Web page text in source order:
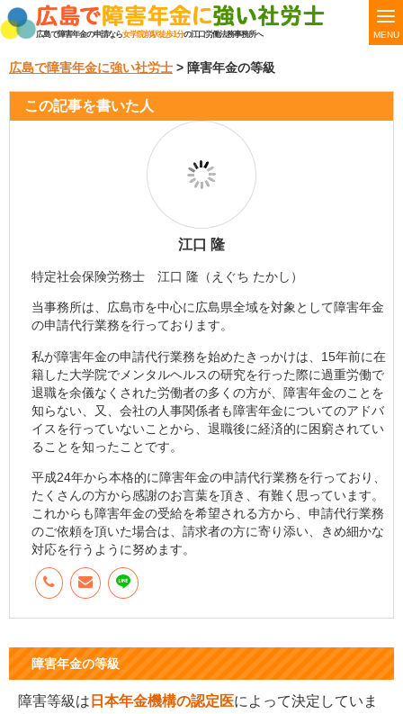
広島で障害年金の申請なら女学院前駅徒歩1分の江口労働法務事務所へ MENU
広島で障害年金に強い社労士 > 障害年金の等級
この記事を書いた人
江口 隆
特定社会保険労務士 江口 隆（えぐち たかし）
当事務所は、広島市を中心に広島県全域を対象として障害年金
の申請代行業務を行っております。
私が障害年金の申請代行業務を始めたきっかけは、15年前に在
籍した大学院でメンタルヘルスの研究を行った際に過重労働で
退職を余儀なくされた労働者の多くの方が、障害年金のことを
知らない、又、会社の人事関係者も障害年金についてのアドバ
イスを行っていないことから、退職後に経済的に困窮されてい
ることを知ったことです。
平成24年から本格的に障害年金の申請代行業務を行っており、
たくさんの方から感謝のお言葉を頂き、有難く思っています。
これからも障害年金の受給を希望される方から、申請代行業務
のご依頼を頂いた場合は、請求者の方に寄り添い、きめ細かな
対応を行うように努めます。
障害年金の等級
障害等級は 日本年金機構の認定医によって決定していま